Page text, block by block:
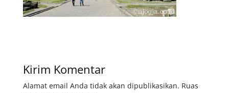
Kirim Komentar
Alamat email Anda tidak akan dipublikasikan. Ruas